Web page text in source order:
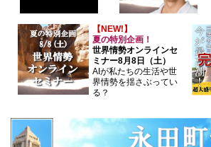
【NEW!】
夏の特別企画！
世界情勢オンラインセ
ミナー8月8日（土）
AIが私たちの生活や世
界情勢を揺さぶってい
る？